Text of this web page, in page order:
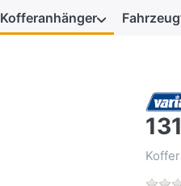
Kofferanhänger